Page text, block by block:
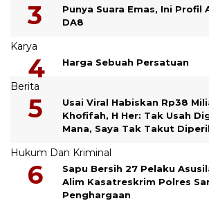
Punya Suara Emas, Ini Profil
DA8
Karya
Harga Sebuah Persatuan
Berita
Usai Viral Habiskan Rp38
Khofifah, H Her: Tak Usah
Mana, Saya Tak Takut
Hukum Dan Kriminal
Sapu Bersih 27 Pelaku
Alim Kasatreskrim Polres
Penghargaan